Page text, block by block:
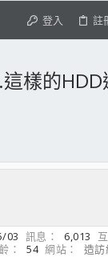
登入 註
樣的
03 訊息 6,013
54 網站
造訪